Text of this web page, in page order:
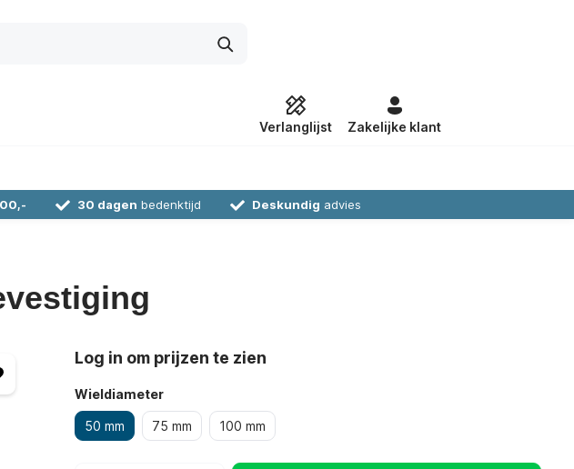
Verlanglijst Zakelijke klant
30 dagen bedenktijd Deskundig advies
Log in om prijzen te zien
Wieldiameter
50 mm 75 mm 100 mm